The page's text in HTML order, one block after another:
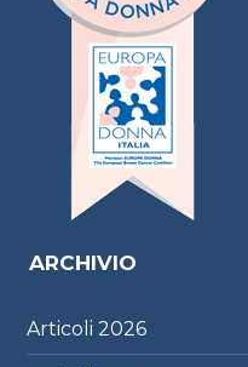
ARCHIVIO
Articoli2026